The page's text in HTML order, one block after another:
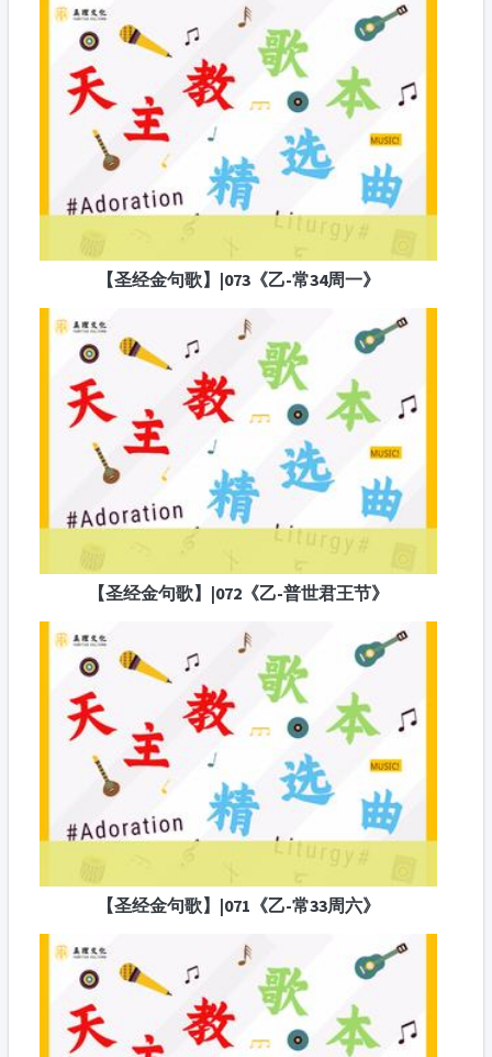
【圣经金句歌】|073《乙-常34周一》
【圣经金句歌】|072《乙-普世君王节》
【圣经金句歌】|071《乙-常33周六》